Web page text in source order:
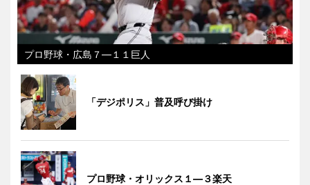
プロ野球・広島７―１１巨人
「デジポリス」普及呼び掛け
プロ野球・オリックス１―３楽天